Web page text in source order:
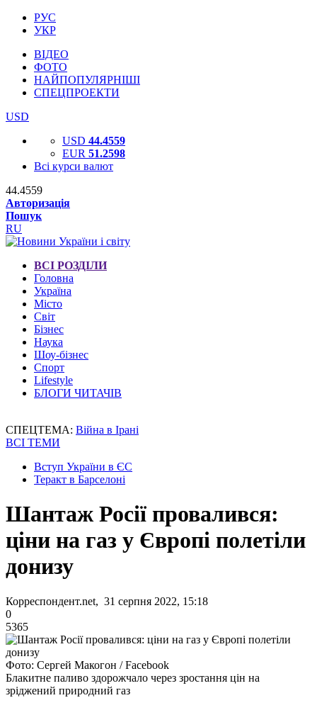
РУС
УКР
ВІДЕО
ФОТО
НАЙПОПУЛЯРНІШІ
СПЕЦПРОЕКТИ
USD
USD 44.4559
EUR 51.2598
Всі курси валют
44.4559
Авторизація
Пошук
RU
ВСІ РОЗДІЛИ
Головна
Україна
Місто
Світ
Бізнес
Наука
Шоу-бізнес
Спорт
Lifestyle
БЛОГИ ЧИТАЧІВ
СПЕЦТЕМА: Війна в Ірані
ВСІ ТЕМИ
Вступ України в ЄС
Теракт в Барселоні
Шантаж Росії провалився:
ціни на газ у Європі полетіли
донизу
Корреспондент.net, 31 серпня 2022, 15:18
0
5365
Фото: Сергей Макогон / Facebook
Блакитне паливо здорожчало через зростання цін на
зріджений природний газ